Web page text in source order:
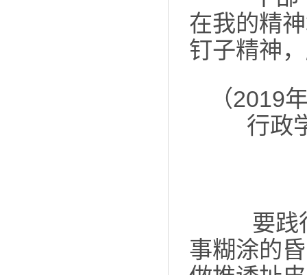
在我的精
钉子精神
（2019
行政
要践行
事糊涂的